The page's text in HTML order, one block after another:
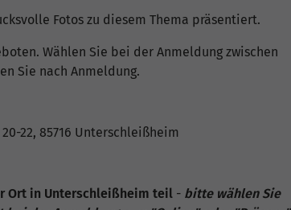
Fotos zu diesem Thema präsentiert.
Wählen Sie bei der Anmeldung zwischen
Sie nach Anmeldung.
22, 85716 Unterschleißheim
Ort in Unterschleißheim teil - bitte wählen Sie